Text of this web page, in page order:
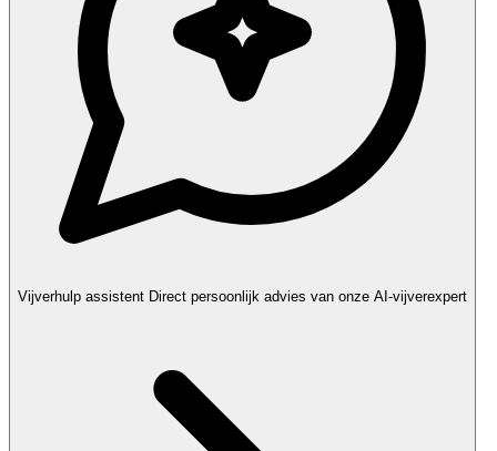
Vijverhulp assistent Direct persoonlijk advies van onze AI-vijverexpert